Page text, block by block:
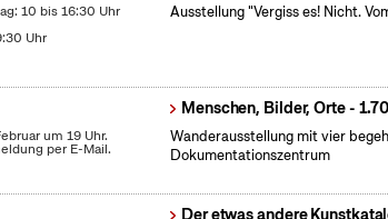
10 bis 16:30 Uhr
Uhr
Ausstellung "Vergiss es! Nicht.
um 19 Uhr.
per E-Mail.
Menschen, Bilder, Orte -
Wanderausstellung mit vier
Dokumentationszentrum
Der etwas andere